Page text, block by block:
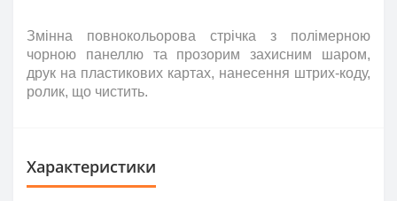
Змінна повнокольорова стрічка з полімерною
чорною панеллю та прозорим захисним шаром,
друк на пластикових картах, нанесення штрих-коду,
ролик, що чистить.
Характеристики